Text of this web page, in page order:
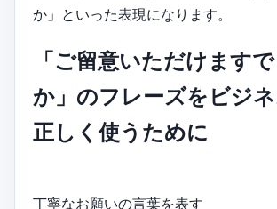
か」といった表現になります。
「ご留意いただけます
か」のフレーズをビジ
正しく使うために
丁寧なお願いの言葉を表す